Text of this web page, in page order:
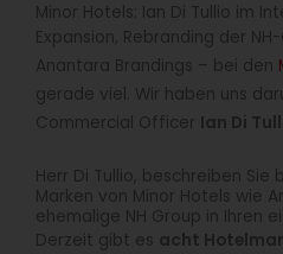
Minor Hotels: Ian Di Tullio im
Expansion, Rebranding der
Anantara Brandings – bei den
gerade viel. Wir haben uns
Commercial Officer Ian Di
Herr Di Tullio, beschreiben
Marken von Minor Hotels wie
ehemalige NH Group in Ihren
Derzeit gibt es acht